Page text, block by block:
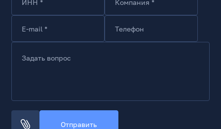
ИНН * Компания *
E-mail * Телефон
Задать вопрос
Отправить